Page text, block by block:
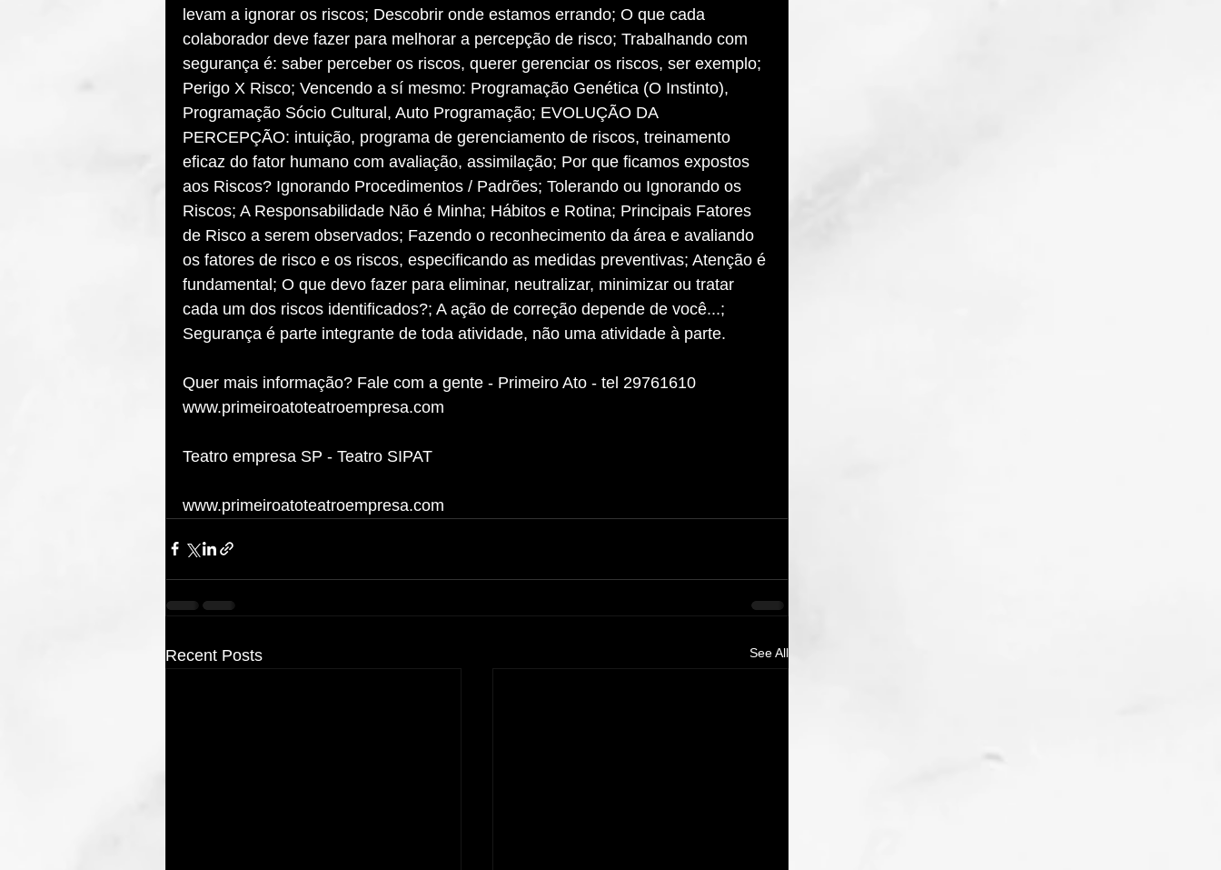
levam a ignorar os riscos; Descobrir onde estamos errando; O que cada
colaborador deve fazer para melhorar a percepção de risco; Trabalhando com
segurança é: saber perceber os riscos, querer gerenciar os riscos, ser exemplo;
Perigo X Risco; Vencendo a sí mesmo: Programação Genética (O Instinto),
Programação Sócio Cultural, Auto Programação; EVOLUÇÃO DA
PERCEPÇÃO: intuição, programa de gerenciamento de riscos, treinamento
eficaz do fator humano com avaliação, assimilação; Por que ficamos expostos
aos Riscos? Ignorando Procedimentos / Padrões; Tolerando ou Ignorando os
Riscos; A Responsabilidade Não é Minha; Hábitos e Rotina; Principais Fatores
de Risco a serem observados; Fazendo o reconhecimento da área e avaliando
os fatores de risco e os riscos, especificando as medidas preventivas; Atenção é
fundamental; O que devo fazer para eliminar, neutralizar, minimizar ou tratar
cada um dos riscos identificados?; A ação de correção depende de você...;
Segurança é parte integrante de toda atividade, não uma atividade à parte.
Quer mais informação? Fale com a gente - Primeiro Ato - tel 29761610
www.primeiroatoteatroempresa.com
Teatro empresa SP - Teatro SIPAT
www.primeiroatoteatroempresa.com
Recent Posts See All